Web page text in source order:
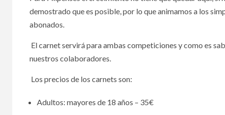
demostrado que es posible, por lo que animamos a los
abonados.
El carnet servirá para ambas competiciones y como es
nuestros colaboradores.
Los precios de los carnets son:
Adultos: mayores de 18 años – 35€